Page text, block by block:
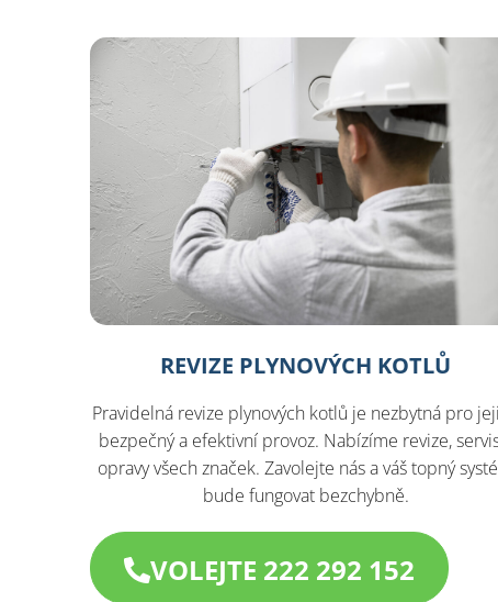
REVIZE PLYNOVÝCH KOTLŮ
Pravidelná revize plynových kotlů je nezbytná pro
bezpečný a efektivní provoz. Nabízíme revize,
opravy všech značek. Zavolejte nás a váš topný
bude fungovat bezchybně.
VOLEJTE 222 292 152